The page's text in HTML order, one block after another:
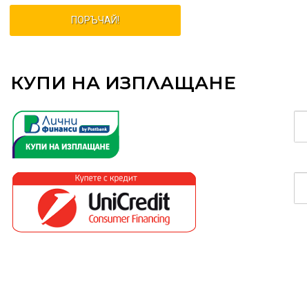
ПОРЪЧАЙ!
КУПИ НА ИЗПЛАЩАНЕ